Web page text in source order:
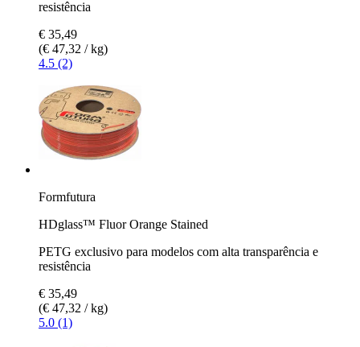
resistência
€ 35,49
(€ 47,32 / kg)
4.5 (2)
Formfutura
HDglass™ Fluor Orange Stained
PETG exclusivo para modelos com alta transparência e
resistência
€ 35,49
(€ 47,32 / kg)
5.0 (1)